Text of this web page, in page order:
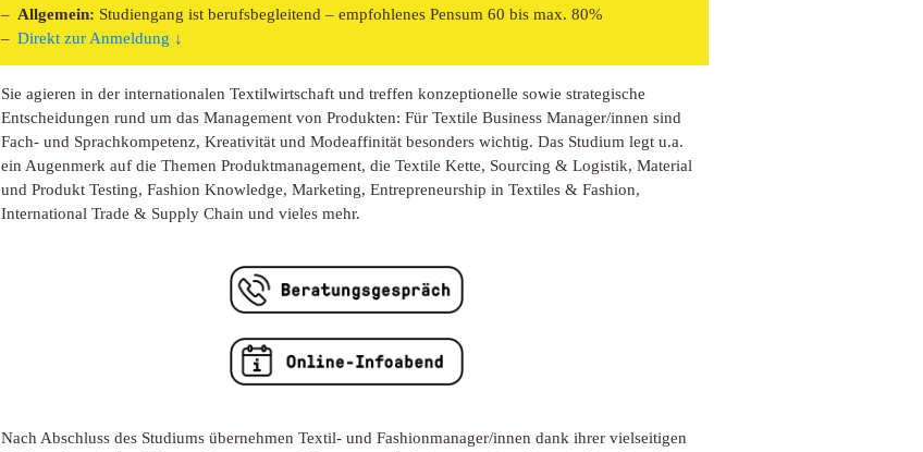
Allgemein: Studiengang ist berufsbegleitend – empfohlenes Pensum 60 bis max. 80%
Direkt zur Anmeldung ↓
Sie agieren in der internationalen Textilwirtschaft und treffen konzeptionelle sowie strategische
Entscheidungen rund um das Management von Produkten: Für Textile Business Manager/innen sind
Fach- und Sprachkompetenz, Kreativität und Modeaffinität besonders wichtig. Das Studium legt u.a.
ein Augenmerk auf die Themen Produktmanagement, die Textile Kette, Sourcing & Logistik, Material
und Produkt Testing, Fashion Knowledge, Marketing, Entrepreneurship in Textiles & Fashion,
International Trade & Supply Chain und vieles mehr.
Nach Abschluss des Studiums übernehmen Textil- und Fashionmanager/innen dank ihrer vielseitigen